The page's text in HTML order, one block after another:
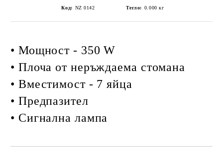
Код: NZ 0142 Тегло: 0.000 кг
• Мощност - 350 W
• Плоча от неръждаема стомана
• Вместимост - 7 яйца
• Предпазител
• Сигнална лампа